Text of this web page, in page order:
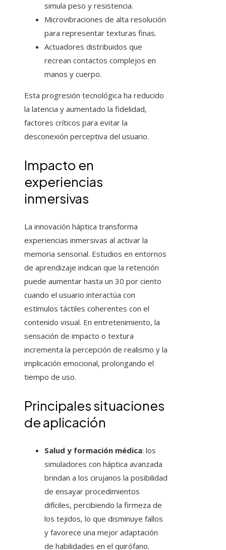
simula peso y resistencia.
Microvibraciones de alta resolución
para representar texturas finas.
Actuadores distribuidos que
recrean contactos complejos en
manos y cuerpo.
Esta progresión tecnológica ha reducido
la latencia y aumentado la fidelidad,
factores críticos para evitar la
desconexión perceptiva del usuario.
Impacto en
experiencias
inmersivas
La innovación háptica transforma
experiencias inmersivas al activar la
memoria sensorial. Estudios en entornos
de aprendizaje indican que la retención
puede aumentar hasta un 30 por ciento
cuando el usuario interactúa con
estímulos táctiles coherentes con el
contenido visual. En entretenimiento, la
sensación de impacto o textura
incrementa la percepción de realismo y la
implicación emocional, prolongando el
tiempo de uso.
Principales situaciones
de aplicación
Salud y formación médica: los
simuladores con háptica avanzada
brindan a los cirujanos la posibilidad
de ensayar procedimientos
difíciles, percibiendo la firmeza de
los tejidos, lo que disminuye fallos
y favorece una mejor adaptación
de habilidades en el quirófano.